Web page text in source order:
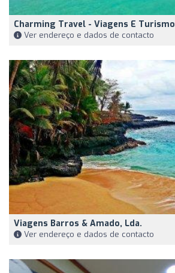
Charming Travel - Viagens E Turismo
Ver endereço e dados de contacto
Viagens Barros & Amado, Lda.
Ver endereço e dados de contacto